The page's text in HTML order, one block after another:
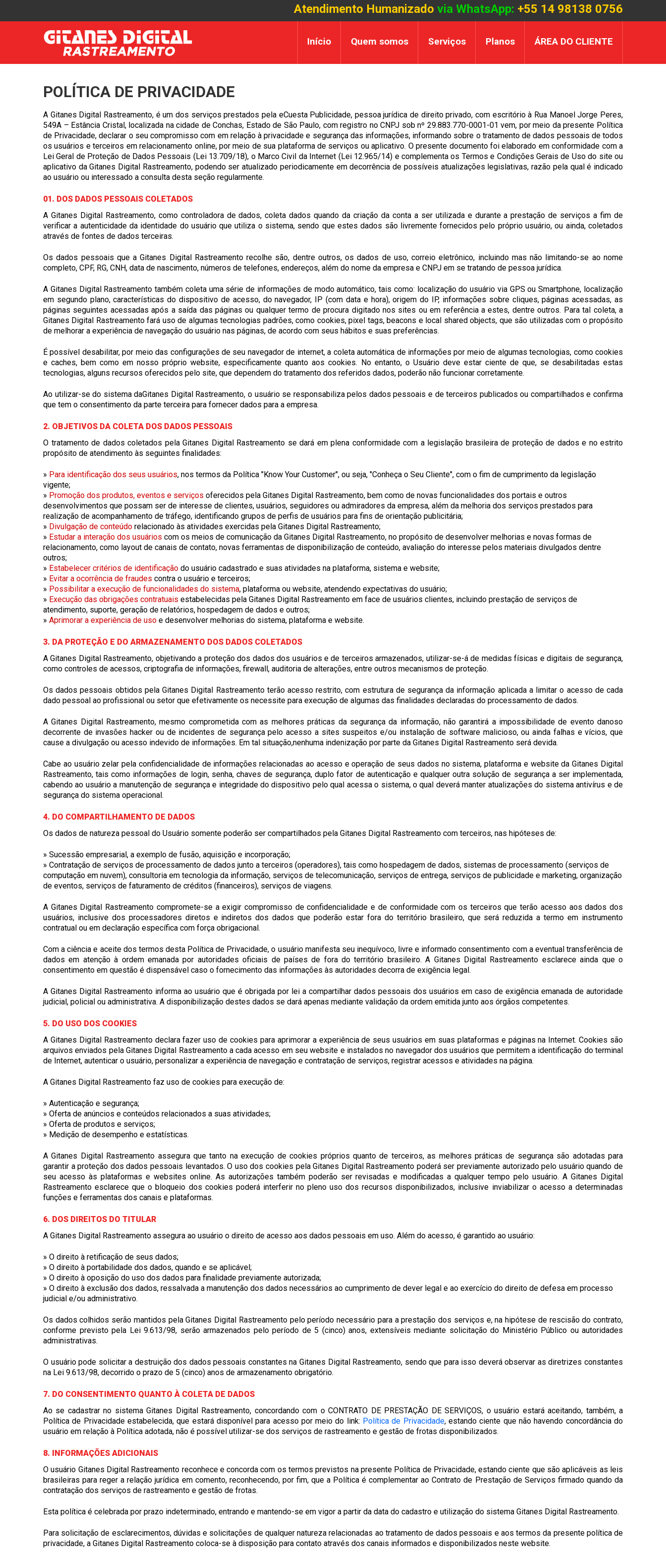
Atendimento Humanizado via WhatsApp: +55 14 98138 0756
Início Quem somos Serviços Planos ÁREA DO CLIENTE
POLÍTICA DE PRIVACIDADE
A Gitanes Digital Rastreamento, é um dos serviços prestados pela eCuesta Publicidade, pessoa jurídica de direito privado, com escritório à Rua Manoel Jorge Peres,
549A – Estância Cristal, localizada na cidade de Conchas, Estado de São Paulo, com registro no CNPJ sob nº 29.883.770-0001-01 vem, por meio da presente Política
de Privacidade, declarar o seu compromisso com em relação à privacidade e segurança das informações, informando sobre o tratamento de dados pessoais de todos
os usuários e terceiros em relacionamento online, por meio de sua plataforma de serviços ou aplicativo. O presente documento foi elaborado em conformidade com a
Lei Geral de Proteção de Dados Pessoais (Lei 13.709/18), o Marco Civil da Internet (Lei 12.965/14) e complementa os Termos e Condições Gerais de Uso do site ou
aplicativo da Gitanes Digital Rastreamento, podendo ser atualizado periodicamente em decorrência de possíveis atualizações legislativas, razão pela qual é indicado
ao usuário ou interessado a consulta desta seção regularmente.
01. DOS DADOS PESSOAIS COLETADOS
A Gitanes Digital Rastreamento, como controladora de dados, coleta dados quando da criação da conta a ser utilizada e durante a prestação de serviços a fim de
verificar a autenticidade da identidade do usuário que utiliza o sistema, sendo que estes dados são livremente fornecidos pelo próprio usuário, ou ainda, coletados
através de fontes de dados terceiras.
Os dados pessoais que a Gitanes Digital Rastreamento recolhe são, dentre outros, os dados de uso, correio eletrônico, incluindo mas não limitando-se ao nome
completo, CPF, RG, CNH, data de nascimento, números de telefones, endereços, além do nome da empresa e CNPJ em se tratando de pessoa jurídica.
A Gitanes Digital Rastreamento também coleta uma série de informações de modo automático, tais como: localização do usuário via GPS ou Smartphone, localização
em segundo plano, características do dispositivo de acesso, do navegador, IP (com data e hora), origem do IP, informações sobre cliques, páginas acessadas, as
páginas seguintes acessadas após a saída das páginas ou qualquer termo de procura digitado nos sites ou em referência a estes, dentre outros. Para tal coleta, a
Gitanes Digital Rastreamento fará uso de algumas tecnologias padrões, como cookies,pixel tags,beacons e local shared objects, que são utilizadas com o propósito
de melhorar a experiência de navegação do usuário nas páginas, de acordo com seus hábitos e suas preferências.
É possível desabilitar, por meio das configurações de seu navegador de internet, a coleta automática de informações por meio de algumas tecnologias, como cookies
e caches, bem como em nosso próprio website, especificamente quanto aos cookies. No entanto, o Usuário deve estar ciente de que, se desabilitadas estas
tecnologias, alguns recursos oferecidos pelo site, que dependem do tratamento dos referidos dados, poderão não funcionar corretamente.
Ao utilizar-se do sistema daGitanes Digital Rastreamento, o usuário se responsabiliza pelos dados pessoais e de terceiros publicados ou compartilhados e confirma
que tem o consentimento da parte terceira para fornecer dados para a empresa.
2. OBJETIVOS DA COLETA DOS DADOS PESSOAIS
O tratamento de dados coletados pela Gitanes Digital Rastreamento se dará em plena conformidade com a legislação brasileira de proteção de dados e no estrito
propósito de atendimento às seguintes finalidades:
» Para identificação dos seus usuários, nos termos da Política "Know Your Customer", ou seja, "Conheça o Seu Cliente", com o fim de cumprimento da legislação
vigente;
» Promoção dos produtos, eventos e serviços oferecidos pela Gitanes Digital Rastreamento, bem como de novas funcionalidades dos portais e outros
desenvolvimentos que possam ser de interesse de clientes, usuários, seguidores ou admiradores da empresa, além da melhoria dos serviços prestados para
realização de acompanhamento de tráfego, identificando grupos de perfis de usuários para fins de orientação publicitária;
» Divulgação de conteúdo relacionado às atividades exercidas pela Gitanes Digital Rastreamento;
» Estudar a interação dos usuários com os meios de comunicação da Gitanes Digital Rastreamento, no propósito de desenvolver melhorias e novas formas de
relacionamento, como layout de canais de contato, novas ferramentas de disponibilização de conteúdo, avaliação do interesse pelos materiais divulgados dentre
outros;
» Estabelecer critérios de identificação do usuário cadastrado e suas atividades na plataforma, sistema e website;
» Evitar a ocorrência de fraudes contra o usuário e terceiros;
» Possibilitar a execução de funcionalidades do sistema, plataforma ou website, atendendo expectativas do usuário;
» Execução das obrigações contratuais estabelecidas pela Gitanes Digital Rastreamento em face de usuários clientes, incluindo prestação de serviços de
atendimento, suporte, geração de relatórios, hospedagem de dados e outros;
» Aprimorar a experiência de uso e desenvolver melhorias do sistema, plataforma e website.
3. DA PROTEÇÃO E DO ARMAZENAMENTO DOS DADOS COLETADOS
A Gitanes Digital Rastreamento, objetivando a proteção dos dados dos usuários e de terceiros armazenados, utilizar-se-á de medidas físicas e digitais de segurança,
como controles de acessos, criptografia de informações, firewall, auditoria de alterações, entre outros mecanismos de proteção.
Os dados pessoais obtidos pela Gitanes Digital Rastreamento terão acesso restrito, com estrutura de segurança da informação aplicada a limitar o acesso de cada
dado pessoal ao profissional ou setor que efetivamente os necessite para execução de algumas das finalidades declaradas do processamento de dados.
A Gitanes Digital Rastreamento, mesmo comprometida com as melhores práticas da segurança da informação, não garantirá a impossibilidade de evento danoso
decorrente de invasões hacker ou de incidentes de segurança pelo acesso a sites suspeitos e/ou instalação de software malicioso, ou ainda falhas e vícios, que
cause a divulgação ou acesso indevido de informações. Em tal situação,nenhuma indenização por parte da Gitanes Digital Rastreamento será devida.
Cabe ao usuário zelar pela confidencialidade de informações relacionadas ao acesso e operação de seus dados no sistema, plataforma e website da Gitanes Digital
Rastreamento, tais como informações de login, senha, chaves de segurança, duplo fator de autenticação e qualquer outra solução de segurança a ser implementada,
cabendo ao usuário a manutenção de segurança e integridade do dispositivo pelo qual acessa o sistema, o qual deverá manter atualizações do sistema antivírus e de
segurança do sistema operacional.
4. DO COMPARTILHAMENTO DE DADOS
Os dados de natureza pessoal do Usuário somente poderão ser compartilhados pela Gitanes Digital Rastreamento com terceiros, nas hipóteses de:
» Sucessão empresarial, a exemplo de fusão, aquisição e incorporação;
» Contratação de serviços de processamento de dados junto a terceiros (operadores), tais como hospedagem de dados, sistemas de processamento (serviços de
computação em nuvem), consultoria em tecnologia da informação, serviços de telecomunicação, serviços de entrega, serviços de publicidade e marketing, organização
de eventos, serviços de faturamento de créditos (financeiros), serviços de viagens.
A Gitanes Digital Rastreamento compromete-se a exigir compromisso de confidencialidade e de conformidade com os terceiros que terão acesso aos dados dos
usuários, inclusive dos processadores diretos e indiretos dos dados que poderão estar fora do território brasileiro, que será reduzida a termo em instrumento
contratual ou em declaração específica com força obrigacional.
Com a ciência e aceite dos termos desta Política de Privacidade, o usuário manifesta seu inequívoco, livre e informado consentimento com a eventual transferência de
dados em atenção à ordem emanada por autoridades oficiais de países de fora do território brasileiro. A Gitanes Digital Rastreamento esclarece ainda que o
consentimento em questão é dispensável caso o fornecimento das informações às autoridades decorra de exigência legal.
A Gitanes Digital Rastreamento informa ao usuário que é obrigada por lei a compartilhar dados pessoais dos usuários em caso de exigência emanada de autoridade
judicial, policial ou administrativa. A disponibilização destes dados se dará apenas mediante validação da ordem emitida junto aos órgãos competentes.
5. DO USO DOS COOKIES
A Gitanes Digital Rastreamento declara fazer uso de cookies para aprimorar a experiência de seus usuários em suas plataformas e páginas na Internet. Cookies são
arquivos enviados pela Gitanes Digital Rastreamento a cada acesso em seu website e instalados no navegador dos usuários que permitem a identificação do terminal
de Internet, autenticar o usuário, personalizar a experiência de navegação e contratação de serviços, registrar acessos e atividades na página.
A Gitanes Digital Rastreamento faz uso de cookies para execução de:
» Autenticação e segurança;
» Oferta de anúncios e conteúdos relacionados a suas atividades;
» Oferta de produtos e serviços;
» Medição de desempenho e estatísticas.
A Gitanes Digital Rastreamento assegura que tanto na execução de cookies próprios quanto de terceiros, as melhores práticas de segurança são adotadas para
garantir a proteção dos dados pessoais levantados. O uso dos cookies pela Gitanes Digital Rastreamento poderá ser previamente autorizado pelo usuário quando de
seu acesso às plataformas e websites online. As autorizações também poderão ser revisadas e modificadas a qualquer tempo pelo usuário. A Gitanes Digital
Rastreamento esclarece que o bloqueio dos cookies poderá interferir no pleno uso dos recursos disponibilizados, inclusive inviabilizar o acesso a determinadas
funções e ferramentas dos canais e plataformas.
6. DOS DIREITOS DO TITULAR
A Gitanes Digital Rastreamento assegura ao usuário o direito de acesso aos dados pessoais em uso. Além do acesso, é garantido ao usuário:
» O direito à retificação de seus dados;
» O direito à portabilidade dos dados, quando e se aplicável;
» O direito à oposição do uso dos dados para finalidade previamente autorizada;
» O direito à exclusão dos dados, ressalvada a manutenção dos dados necessários ao cumprimento de dever legal e ao exercício do direito de defesa em processo
judicial e/ou administrativo.
Os dados colhidos serão mantidos pela Gitanes Digital Rastreamento pelo período necessário para a prestação dos serviços e, na hipótese de rescisão do contrato,
conforme previsto pela Lei 9.613/98, serão armazenados pelo período de 5 (cinco) anos, extensíveis mediante solicitação do Ministério Público ou autoridades
administrativas.
O usuário pode solicitar a destruição dos dados pessoais constantes na Gitanes Digital Rastreamento, sendo que para isso deverá observar as diretrizes constantes
na Lei 9.613/98, decorrido o prazo de 5 (cinco) anos de armazenamento obrigatório.
7. DO CONSENTIMENTO QUANTO À COLETA DE DADOS
Ao se cadastrar no sistema Gitanes Digital Rastreamento, concordando com o CONTRATO DE PRESTAÇÃO DE SERVIÇOS, o usuário estará aceitando, também, a
Política de Privacidade estabelecida, que estará disponível para acesso por meio do link: Política de Privacidade, estando ciente que não havendo concordância do
usuário em relação à Política adotada, não é possível utilizar-se dos serviços de rastreamento e gestão de frotas disponibilizados.
8. INFORMAÇÕES ADICIONAIS
O usuário Gitanes Digital Rastreamento reconhece e concorda com os termos previstos na presente Política de Privacidade, estando ciente que são aplicáveis as leis
brasileiras para reger a relação jurídica em comento, reconhecendo, por fim, que a Política é complementar ao Contrato de Prestação de Serviços firmado quando da
contratação dos serviços de rastreamento e gestão de frotas.
Esta política é celebrada por prazo indeterminado, entrando e mantendo-se em vigor a partir da data do cadastro e utilização do sistema Gitanes Digital Rastreamento.
Para solicitação de esclarecimentos, dúvidas e solicitações de qualquer natureza relacionadas ao tratamento de dados pessoais e aos termos da presente política de
privacidade, a Gitanes Digital Rastreamento coloca-se à disposição para contato através dos canais informados e disponibilizados neste website.